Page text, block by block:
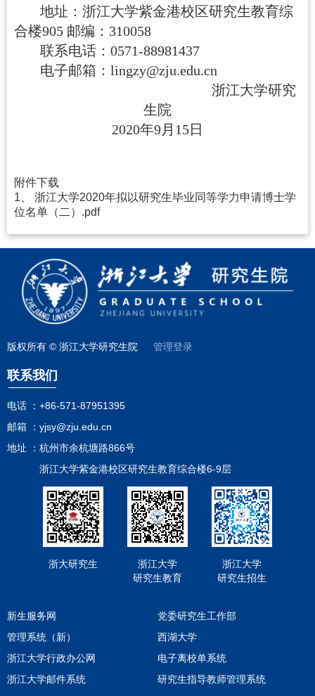
地址：浙江大学紫金港校区研究生教育综
合楼905 邮编： 310058
联系电话：0571-88981437
电子邮箱：lingzy@zju.edu.cn
浙江大学研究
生院
2020年9月15日
附件下载
1、 浙江大学2020年拟以研究生毕业同等学力申请博士学
位名单（二）.pdf
版权所有 © 浙江大学研究生院 管理登录
联系我们
电话 ： +86-571-87951395
邮箱 ： yjsy@zju.edu.cn
地址 ： 杭州市余杭塘路866号
浙江大学紫金港校区研究生教育综合楼6-9层
浙大研究生
浙江大学
研究生教育
浙江大学
研究生招生
新生服务网
党委研究生工作部
管理系统（新）
西湖大学
浙江大学行政办公网
电子离校单系统
浙江大学邮件系统
研究生指导教师管理系统